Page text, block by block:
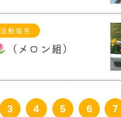
活動報告
（メロン組）
3 4 5 6 7